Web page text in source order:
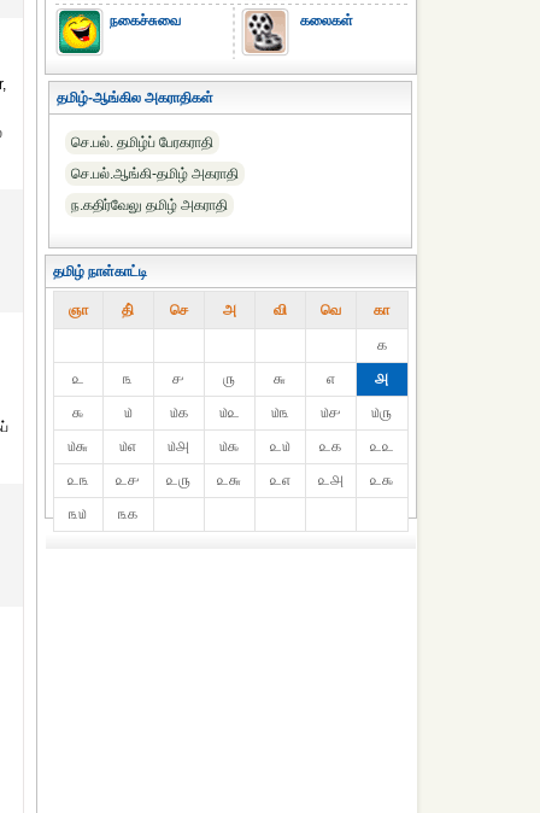
நகைச்சுவை கலைகள்
தமிழ்-ஆங்கில அகராதிகள்
செ.பல். தமிழ்ப் பேரகராதி
செ.பல்.ஆங்கி-தமிழ் அகராதி
ந.கதிர்வேலு தமிழ் அகராதி
தமிழ் நாள்காட்டி
ஞா தி் செ அ வி வெ கா
௧
௨
௩ ௪ ௫ ௬ ௭
௮
௯
௰ ௰௧ ௰௨ ௰௩ ௰௪
௰௫
௰௬
௰௭ ௰௮ ௰௯ ௨௰ ௨௧
௨௨
௨௩
௨௪ ௨௫ ௨௬ ௨௭ ௨௮
௨௯
௩௰
௩௧